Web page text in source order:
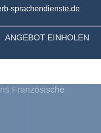
sprachendienste.de
ANGEBOT EINHOLEN